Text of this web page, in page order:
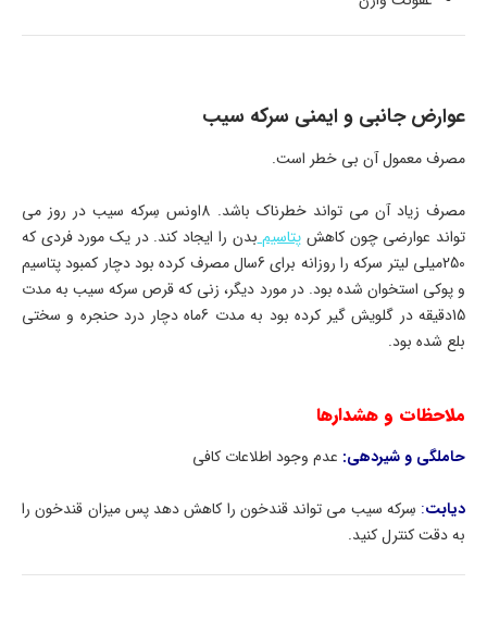
عوارض جانبی و ایمنی سرکه سیب
مصرف معمول آن بی خطر است.
مصرف زیاد آن می تواند خطرناک باشد. 8اونس سِرکه سیب در روز می
تواند عوارضی چون کاهش پتاسیمبدن را ایجاد کند. در یک مورد فردی که
250میلی لیتر سرکه را روزانه برای 6سال مصرف کرده بود دچار کمبود پتاسیم
و پوکی استخوان شده بود. در مورد دیگر، زنی که قرص سرکه سیب به مدت
15دقیقه در گلویش گیر کرده بود به مدت 6ماه دچار درد حنجره و سختی
بلع شده بود.
ملاحظات و هشدارها
حاملگی و شیردهی: عدم وجود اطلاعات کافی
دیابت: سِرکه سیب می تواند قندخون را کاهش دهد پس میزان قندخون را
به دقت کنترل کنید.